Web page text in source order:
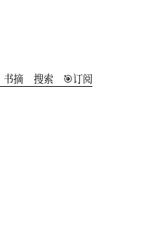
书摘 搜索 🎯订阅